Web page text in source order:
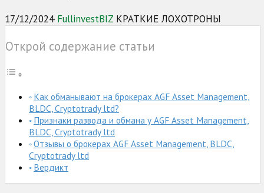
17/12/2024 FullinvestBIZ КРАТКИЕ ЛОХОТРОНЫ
Открой содержание статьи
Как обманывают на брокерах AGF Asset Management,
BLDC, Cryptotrady ltd?
Признаки развода и обмана у AGF Asset Management,
BLDC, Cryptotrady ltd
Отзывы о брокерах AGF Asset Management, BLDC,
Cryptotrady ltd
Вердикт